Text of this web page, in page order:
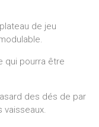
de jeu
qui pourra être
des dés de par
vaisseaux.